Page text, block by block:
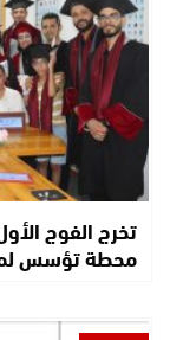
تخرج الفوج
محطة تؤسس